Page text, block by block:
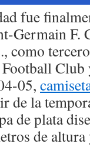
fue
Germain F.
05,
de la
de plata
de